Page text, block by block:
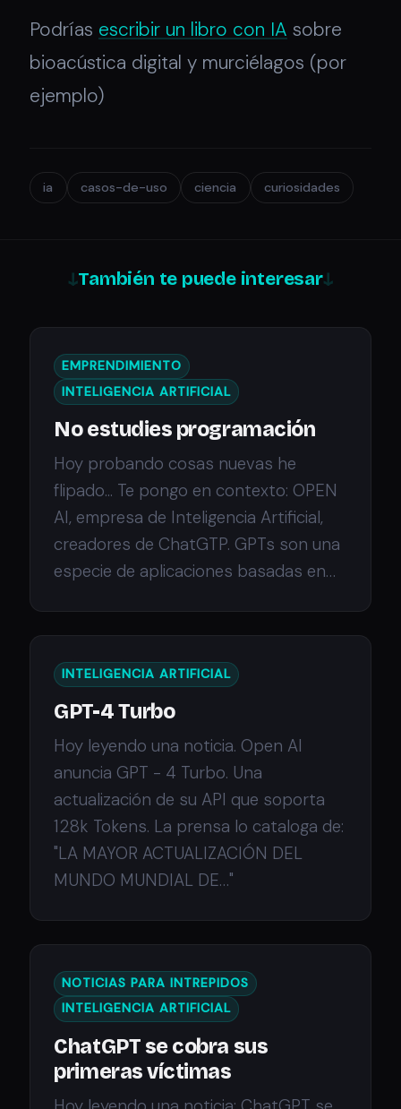
Podrías escribir un libro con IA sobre
bioacústica digital y murciélagos (por
ejemplo)
ia casos-de-uso ciencia curiosidades
También te puede interesar
EMPRENDIMIENTO
INTELIGENCIA ARTIFICIAL
No estudies programación
Hoy probando cosas nuevas he
flipado... Te pongo en contexto: OPEN
AI, empresa de Inteligencia Artificial,
creadores de ChatGTP. GPTs son una
especie de aplicaciones basadas en…
INTELIGENCIA ARTIFICIAL
GPT-4 Turbo
Hoy leyendo una noticia. Open AI
anuncia GPT - 4 Turbo. Una
actualización de su API que soporta
128k Tokens. La prensa lo cataloga de:
"LA MAYOR ACTUALIZACIÓN DEL
MUNDO MUNDIAL DE…"
NOTICIAS PARA INTREPIDOS
INTELIGENCIA ARTIFICIAL
ChatGPT se cobra sus
primeras víctimas